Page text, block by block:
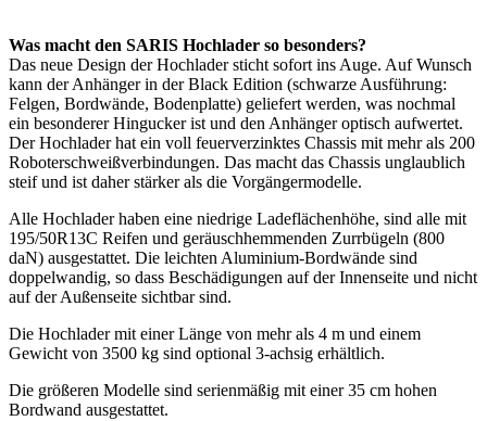
Was macht den SARIS Hochlader so besonders?
Das neue Design der Hochlader sticht sofort ins Auge. Auf Wunsch
kann der Anhänger in der Black Edition (schwarze Ausführung:
Felgen, Bordwände, Bodenplatte) geliefert werden, was nochmal
ein besonderer Hingucker ist und den Anhänger optisch aufwertet.
Der Hochlader hat ein voll feuerverzinktes Chassis mit mehr als 200
Roboterschweißverbindungen. Das macht das Chassis unglaublich
steif und ist daher stärker als die Vorgängermodelle.
Alle Hochlader haben eine niedrige Ladeflächenhöhe, sind alle mit
195/50R13C Reifen und geräuschhemmenden Zurrbügeln (800
daN) ausgestattet. Die leichten Aluminium-Bordwände sind
doppelwandig, so dass Beschädigungen auf der Innenseite und nicht
auf der Außenseite sichtbar sind.
Die Hochlader mit einer Länge von mehr als 4 m und einem
Gewicht von 3500 kg sind optional 3-achsig erhältlich.
Die größeren Modelle sind serienmäßig mit einer 35 cm hohen
Bordwand ausgestattet.